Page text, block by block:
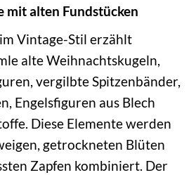
mit alten Fundstücken
Vintage-Stil erzählt
alte Weihnachtskugeln,
vergilbte Spitzenbänder,
Engelsfiguren aus Blech
Diese Elemente werden
getrockneten Blüten
Zapfen kombiniert. Der